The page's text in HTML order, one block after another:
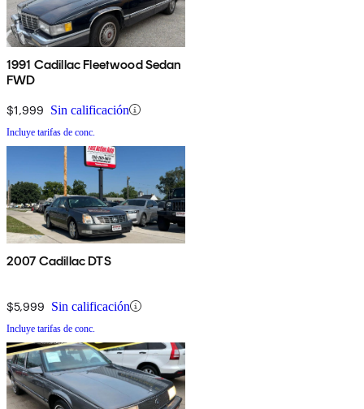
1991 Cadillac Fleetwood Sedan
FWD
$1,999 Sin calificación
Incluye tarifas de conc.
2007 Cadillac DTS
$5,999 Sin calificación
Incluye tarifas de conc.